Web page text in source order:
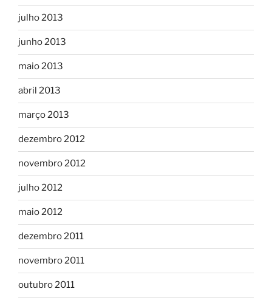
julho 2013
junho 2013
maio 2013
abril 2013
março 2013
dezembro 2012
novembro 2012
julho 2012
maio 2012
dezembro 2011
novembro 2011
outubro 2011